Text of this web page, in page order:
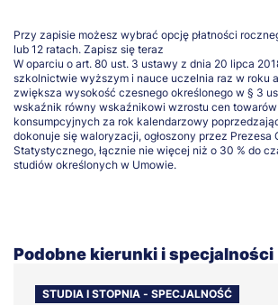
Przy zapisie możesz wybrać opcję płatności
lub 12 ratach. Zapisz się teraz
W oparciu o art. 80 ust. 3 ustawy z dnia 20 lipca
szkolnictwie wyższym i nauce uczelnia raz w roku
zwiększa wysokość czesnego określonego w § 3
wskaźnik równy wskaźnikowi wzrostu cen towarów
konsumpcyjnych za rok kalendarzowy
dokonuje się waloryzacji, ogłoszony przez Prezesa
Statystycznego, łącznie nie więcej niż o 30 % do
studiów określonych w Umowie.
Podobne kierunki i specjalności
STUDIA I STOPNIA - SPECJALNOŚĆ